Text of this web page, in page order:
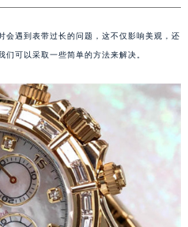
会遇到表带过长的问题，这不仅影响美观，还
可以采取一些简单的方法来解决。